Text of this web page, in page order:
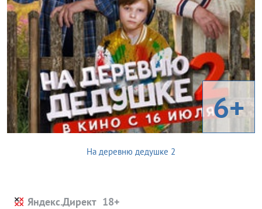
6+
На деревню дедушке 2
Яндекс.Директ